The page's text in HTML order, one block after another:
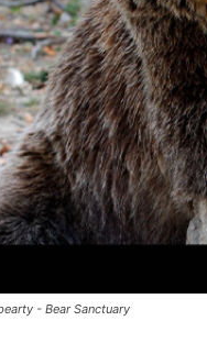
- Bear Sanctuary